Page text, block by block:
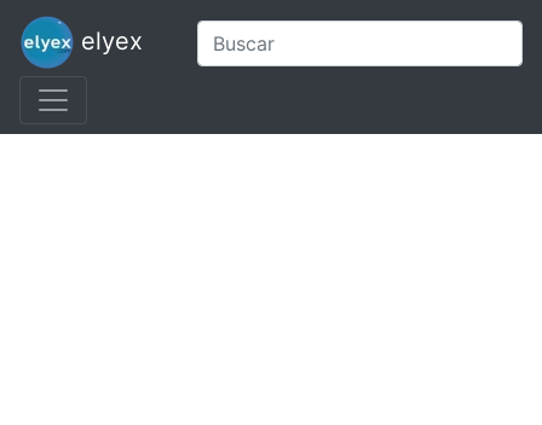
elyex